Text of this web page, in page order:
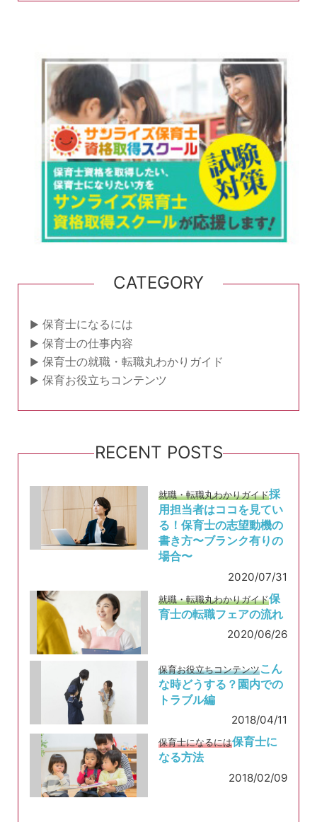
CATEGORY
保育士になるには
保育士の仕事内容
保育士の就職・転職丸わかりガイド
保育お役立ちコンテンツ
RECENT POSTS
就職・転職丸わかりガイド採
用担当者はココを見てい
る！保育士の志望動機の
書き方〜ブランク有りの
場合〜
2020/07/31
就職・転職丸わかりガイド保
育士の転職フェアの流れ
2020/06/26
保育お役立ちコンテンツこん
な時どうする？園内での
トラブル編
2018/04/11
保育士になるには保育士に
なる方法
2018/02/09